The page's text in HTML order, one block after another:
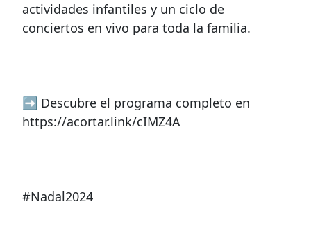
actividades infantiles y un ciclo de
conciertos en vivo para toda la familia.
➡ Descubre el programa completo en
https://acortar.link/cIMZ4A
#Nadal2024